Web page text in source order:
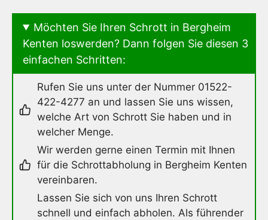
Möchten Sie Ihren Schrott in Bergheim
Kenten loswerden? Dann folgen Sie diesen 3
einfachen Schritten:
Rufen Sie uns unter der Nummer 01522-
422-4277 an und lassen Sie uns wissen,
welche Art von Schrott Sie haben und in
welcher Menge.
Wir werden gerne einen Termin mit Ihnen
für die Schrottabholung in Bergheim Kenten
vereinbaren.
Lassen Sie sich von uns Ihren Schrott
schnell und einfach abholen. Als führender